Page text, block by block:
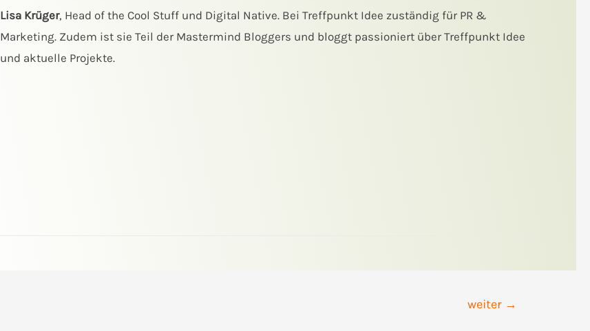
Lisa Krüger, Head of the Cool Stuff und Digital Native. Bei Treffpunkt Idee zuständig für PR &
Marketing. Zudem ist sie Teil der Mastermind Bloggers und bloggt passioniert über Treffpunkt Idee
und aktuelle Projekte.
weiter →